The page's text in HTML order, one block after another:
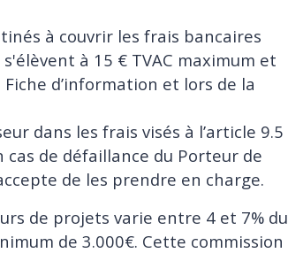
à couvrir les frais bancaires
à 15 € TVAC maximum et
d’information et lors de la
dans les frais visés à l’article 9.5
de défaillance du Porteur de
de les prendre en charge.
de projets varie entre 4 et 7% du
de 3.000€. Cette commission